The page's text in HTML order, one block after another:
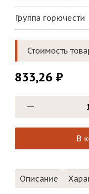
Группа горючести
Стоимость
833,26 ₽
В
Описание